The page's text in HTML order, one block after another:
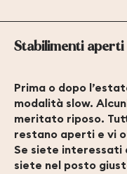
Stabilimenti aperti
Prima o dopo
modalità slow.
meritato riposo.
restano aperti e vi
Se siete interessati
siete nel posto